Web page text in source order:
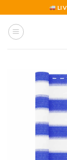
to
content